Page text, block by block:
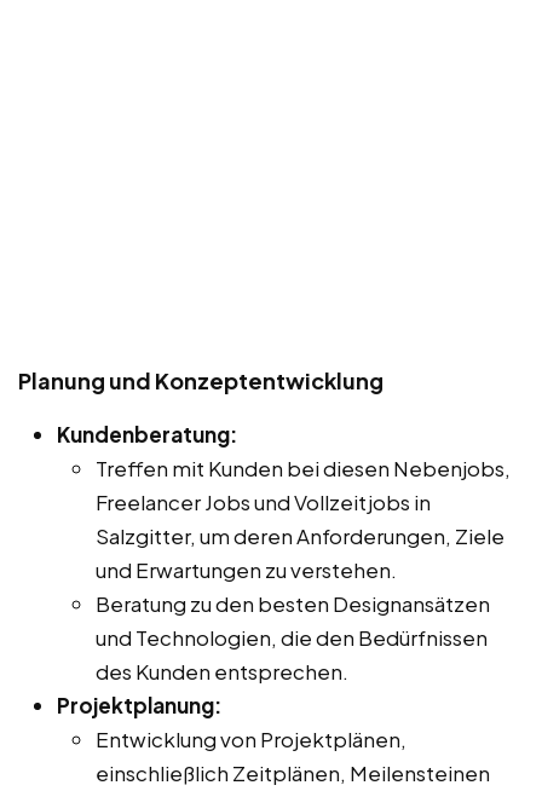
Planung und Konzeptentwicklung
Kundenberatung:
Treffen mit Kunden bei diesen Nebenjobs,
Freelancer Jobs und Vollzeitjobs in
Salzgitter, um deren Anforderungen, Ziele
und Erwartungen zu verstehen.
Beratung zu den besten Designansätzen
und Technologien, die den Bedürfnissen
des Kunden entsprechen.
Projektplanung:
Entwicklung von Projektplänen,
einschließlich Zeitplänen, Meilensteinen